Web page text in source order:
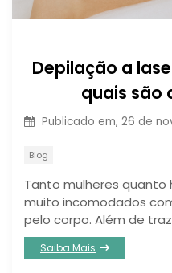
Depilação a
quais são
Publicado em, 26 de
Blog
Tanto mulheres
muito incomodados
pelo corpo. Além de
Saiba Mais